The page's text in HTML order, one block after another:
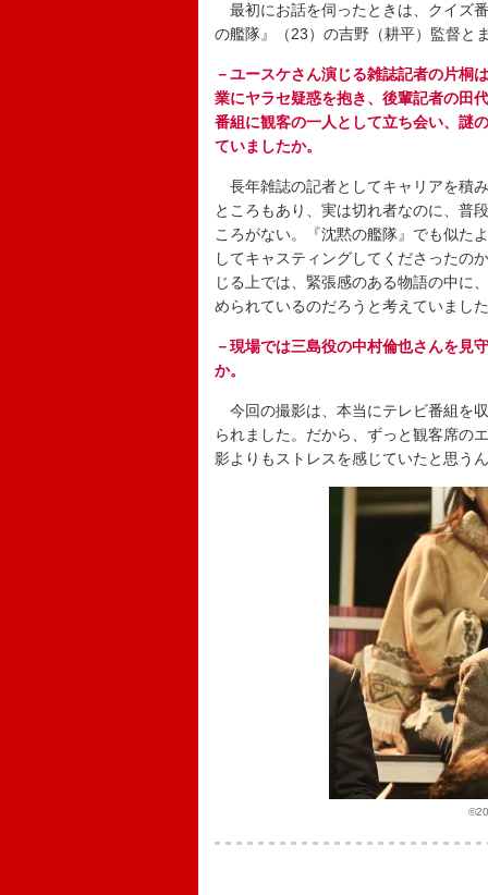
最初にお話を伺ったときは、クイズ
の艦隊』（23）の吉野（耕平）監督と
－ユースケさん演じる雑誌記者の片桐
業にヤラセ疑惑を抱き、後輩記者の田
番組に観客の一人として立ち会い、謎
ていましたか。
長年雑誌の記者としてキャリアを積
ところもあり、実は切れ者なのに、普
ころがない。『沈黙の艦隊』でも似た
してキャスティングしてくださったの
じる上では、緊張感のある物語の中に
められているのだろうと考えていまし
－現場では三島役の中村倫也さんを見
か。
今回の撮影は、本当にテレビ番組を
られました。だから、ずっと観客席の
影よりもストレスを感じていたと思う